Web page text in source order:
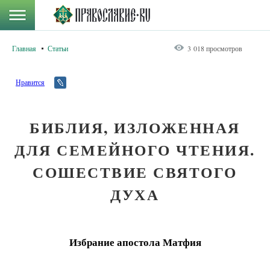
Главная Статьи 3 018 просмотров
Нравится
БИБЛИЯ, ИЗЛОЖЕННАЯ
ДЛЯ СЕМЕЙНОГО ЧТЕНИЯ.
СОШЕСТВИЕ СВЯТОГО
ДУХА
Избрание апостола Матфия